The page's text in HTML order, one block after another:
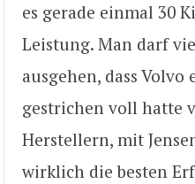
es gerade einmal 30
Leistung. Man darf
ausgehen, dass Volvo
gestrichen voll hatte
Herstellern, mit
wirklich die besten